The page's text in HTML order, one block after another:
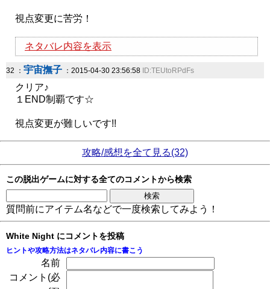
視点変更に苦労！
ネタバレ内容を表示
32 ： 宇宙撫子 ：2015-04-30 23:56:58 ID:TEUtoRPdFs
クリア♪
１END制覇です☆
視点変更が難しいです!!
攻略/感想を全て見る(32)
この脱出ゲームに対する全てのコメントから検索
質問前にアイテム名などで一度検索してみよう！
White Night にコメントを投稿
ヒントや攻略方法はネタバレ内容に書こう
名前
コメント(必